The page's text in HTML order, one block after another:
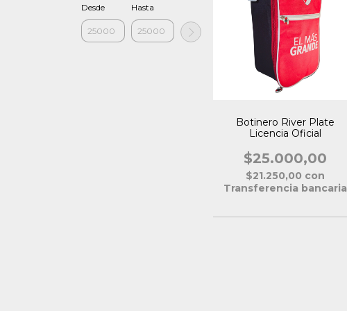
Desde Hasta
Botinero River Plate
Licencia Oficial
$25.000,00
$21.250,00 con
Transferencia bancaria